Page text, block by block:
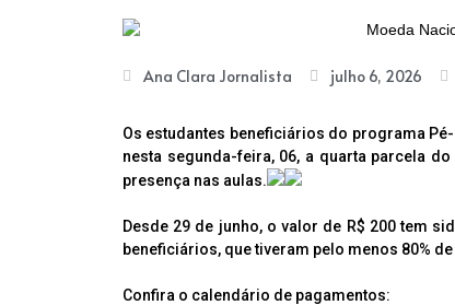
Ana Clara Jornalista julho 6, 2026
Os estudantes beneficiários do programa
nesta segunda-feira, 06, a quarta parcela
presença nas aulas.
Desde 29 de junho, o valor de R$ 200 tem
beneficiários, que tiveram pelo menos 80%
Confira o calendário de pagamentos: